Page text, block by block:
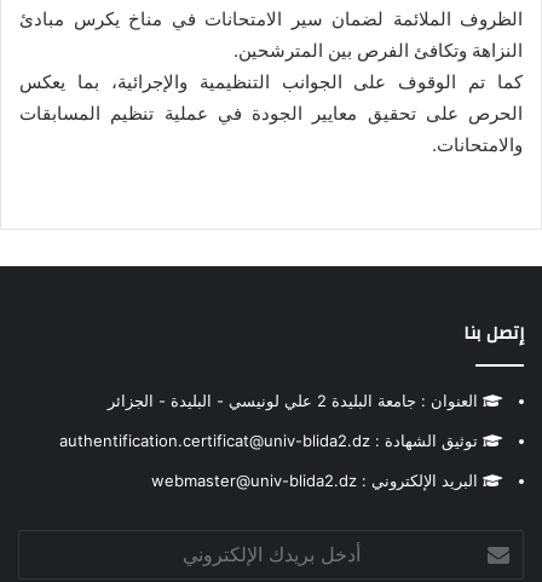
الظروف الملائمة لضمان سير الامتحانات في مناخ يكرس مبادئ
النزاهة وتكافئ الفرص بين المترشحين.
كما تم الوقوف على الجوانب التنظيمية والإجرائية، بما يعكس
الحرص على تحقيق معايير الجودة في عملية تنظيم المسابقات
والامتحانات.
إتصل بنا
العنوان : جامعة البليدة 2 علي لونيسي - البليدة - الجزائر
توثيق الشهادة : authentification.certificat@univ-blida2.dz
البريد الإلكتروني : webmaster@univ-blida2.dz
بريدك